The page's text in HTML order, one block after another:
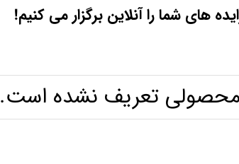
های شما را آنلاین برگزار می کنیم!
تعریف نشده است.